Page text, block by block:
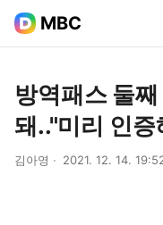
MBC
방역패스 둘
돼.."미리 인증
김아영 2021. 12. 14.